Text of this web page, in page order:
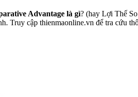
Advantage là gì? (hay Lợi Thế
Truy cập thienmaonline.vn để tra cứu